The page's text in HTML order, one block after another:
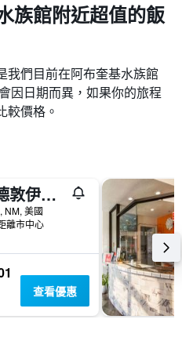
族館附近超值的飯
我們目前在阿布奎基水族館​
因日期而異，如果你的旅程
較價格。
奧爾德敦伊克諾酒店 - 阿爾布奎克
NM, 美國
離市中心
查看優惠